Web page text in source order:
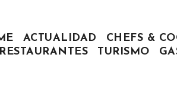
ACTUALIDAD CHEFS &
RESTAURANTES
TURISMO